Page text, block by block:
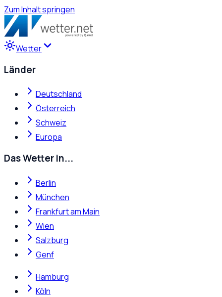
Zum Inhalt springen
Wetter
Länder
Deutschland
Österreich
Schweiz
Europa
Das Wetter in...
Berlin
München
Frankfurt am Main
Wien
Salzburg
Genf
Hamburg
Köln